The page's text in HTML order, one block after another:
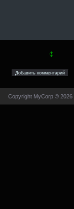
Copyright MyCorp © 2026